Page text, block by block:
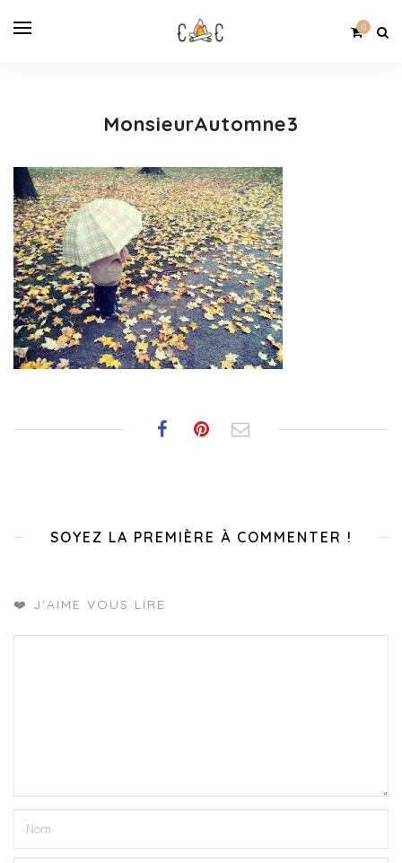
0
MonsieurAutomne3
SOYEZ LA PREMIÈRE À COMMENTER !
❤️ J'AIME VOUS LIRE